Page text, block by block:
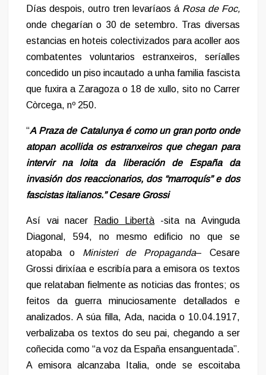
Días despois, outro tren levaríaos á Rosa de Foc,
onde chegarían o 30 de setembro. Tras diversas
estancias en hoteis colectivizados para acoller aos
combatentes voluntarios estranxeiros, seríalles
concedido un piso incautado a unha familia fascista
que fuxira a Zaragoza o 18 de xullo, sito no Carrer
Còrcega, nº 250.
“A Praza de Catalunya é como un gran porto onde
atopan acollida os estranxeiros que chegan para
intervir na loita da liberación de España da
invasión dos reaccionarios, dos “marroquís” e dos
fascistas italianos.” Cesare Grossi
Así vai nacer Radio Libertà -sita na Avinguda
Diagonal, 594, no mesmo edificio no que se
atopaba o Ministeri de Propaganda– Cesare
Grossi dirixíaa e escribía para a emisora os textos
que relataban fielmente as noticias das frontes; os
feitos da guerra minuciosamente detallados e
analizados. A súa filla, Ada, nacida o 10.04.1917,
verbalizaba os textos do seu pai, chegando a ser
coñecida como “a voz da España ensanguentada”.
A emisora alcanzaba Italia, onde se escoitaba